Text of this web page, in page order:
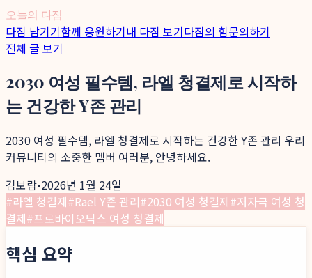
오늘의 다짐
다짐 남기기함께 응원하기내 다짐 보기다짐의 힘문의하기
전체 글 보기
2030 여성 필수템, 라엘 청결제로 시작하
는 건강한 Y존 관리
2030 여성 필수템, 라엘 청결제로 시작하는 건강한 Y존 관리 우리
커뮤니티의 소중한 멤버 여러분, 안녕하세요.
김보람•2026년 1월 24일
#라엘 청결제#Rael Y존 관리#2030 여성 청결제#저자극 여성 청
결제#프로바이오틱스 여성 청결제
핵심 요약